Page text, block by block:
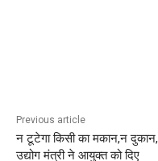
Previous article
न टूटेगा किसी का मकान,न दुकान,
उद्योग मंत्री ने आयुक्त को दिए